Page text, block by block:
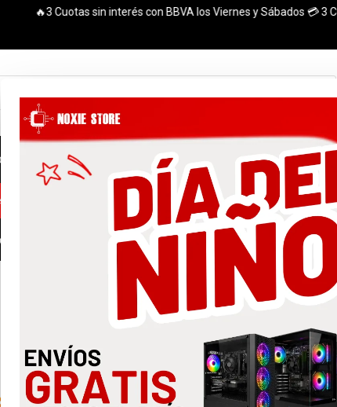
🔥3 Cuotas sin interés con BBVA los Viernes y Sábados 💳 3
ARMADAS GABINETES PLACAS DE VIDEO
a todo el pais. ¡ Envios en el dia (CABA y Al rededores)
GRATIS A TODO EL PAÍS CON LA
Elite